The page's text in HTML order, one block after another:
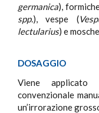
germanica),
spp.), vespe (
lectularius) e
DOSAGGIO
Viene applicato
convenzionale
un’irrorazione